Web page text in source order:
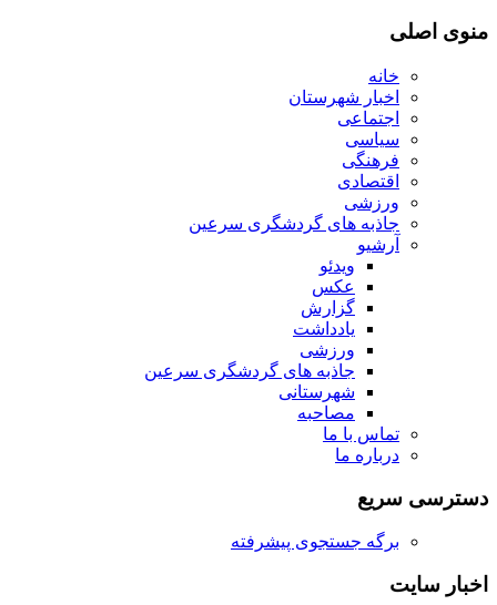
منوی اصلی
خانه
اخبار شهرستان
اجتماعی
سیاسی
فرهنگی
اقتصادی
ورزشی
جاذبه های گردشگری سرعین
آرشیو
ویدئو
عکس
گزارش
یادداشت
ورزشی
جاذبه های گردشگری سرعین
شهرستانی
مصاحبه
تماس با ما
درباره ما
دسترسی سریع
برگه جستجوی پیشرفته
اخبار سایت